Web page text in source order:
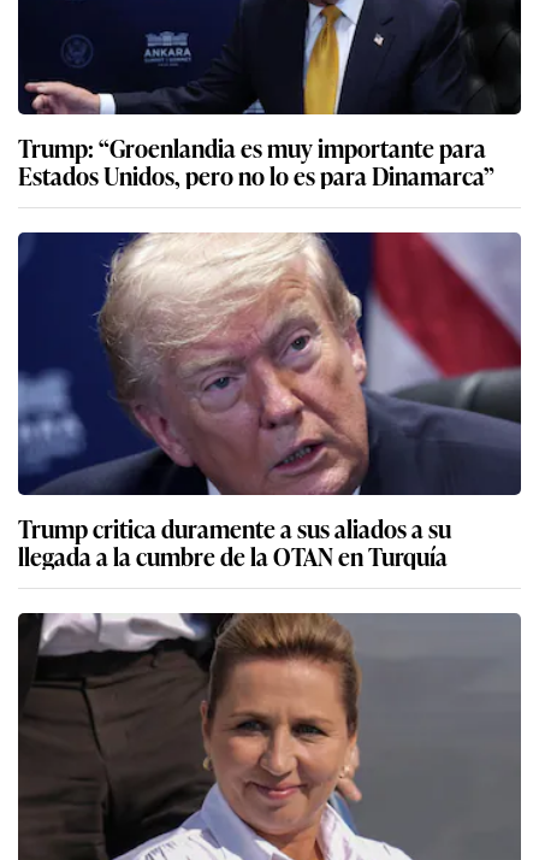
Trump: “Groenlandia es muy importante para
Estados Unidos, pero no lo es para Dinamarca”
Trump critica duramente a sus aliados a su
llegada a la cumbre de la OTAN en Turquía